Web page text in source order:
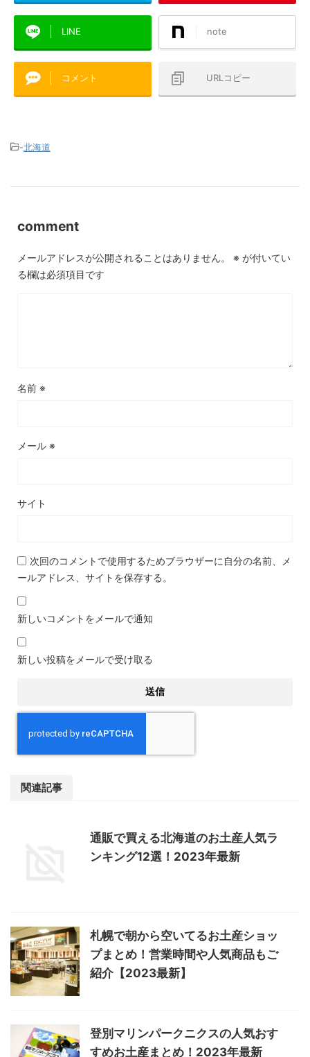
LINE note
コメント URLコピー
-北海道
comment
メールアドレスが公開されることはありません。 ※ が付いてい
る欄は必須項目です
名前 ※
メール ※
サイト
次回のコメントで使用するためブラウザーに自分の名前、メ
ールアドレス、サイトを保存する。
新しいコメントをメールで通知
新しい投稿をメールで受け取る
関連記事
通販で買える北海道のお土産人気ラ
ンキング12選！2023年最新
札幌で朝から空いてるお土産ショッ
プまとめ！営業時間や人気商品もご
紹介【2023最新】
登別マリンパークニクスの人気おす
すめお土産まとめ！2023年最新